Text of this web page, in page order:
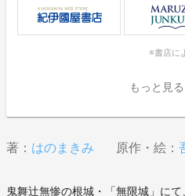
※書店に
著： はのまきみ 原作・絵：
鬼舞辻無惨の根城・「無限城」に